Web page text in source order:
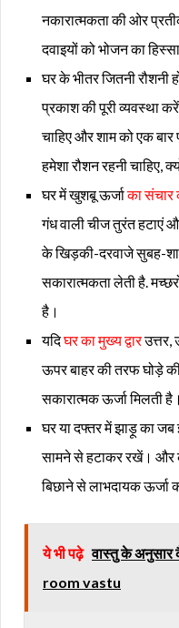
नकारात्मकता की ओर
दवाइयों को भोजन का
घर के भीतर जितनी रौशनी
प्रकाश की पूरी व्यवस्था
चाहिए और शाम को एक
हमेशा रौशन रहनी चाहिए,
घर में खुशबू ऊर्जाका संचार
गंध वाली चीज तुरंत हटाएं
के खिड़की-दरवाजे सुबह-
सकारात्मकता लेती है.
है।
यदिघर का मुख्य द्वारउत्तर,
ऊपर बाहर की तरफ घोड़े
सकारात्मक ऊर्जा मिलती है।
घर या दफ्तर में झाड़ू का जब
सामने से हटाकर रखें। और
बिछाने से लाभदायक ऊर्जा
ये भी पढ़े वास्तु के अनुसार
room vastu